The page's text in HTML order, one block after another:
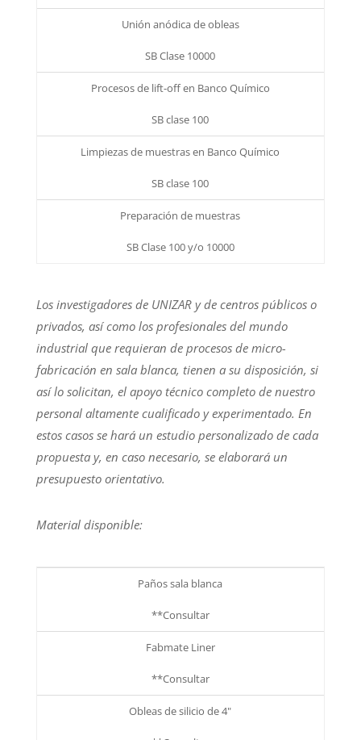
Unión anódica de obleas
SB Clase 10000
Procesos de lift-off en Banco Químico
SB clase 100
Limpiezas de muestras en Banco Químico
SB clase 100
Preparación de muestras
SB Clase 100 y/o 10000
Los investigadores de UNIZAR y de centros públicos o
privados, así como los profesionales del mundo
industrial que requieran de procesos de micro-
fabricación en sala blanca, tienen a su disposición, si
así lo solicitan, el apoyo técnico completo de nuestro
personal altamente cualificado y experimentado. En
estos casos se hará un estudio personalizado de cada
propuesta y, en caso necesario, se elaborará un
presupuesto orientativo.
Material disponible:
Paños sala blanca
**Consultar
Fabmate Liner
**Consultar
Obleas de silicio de 4"